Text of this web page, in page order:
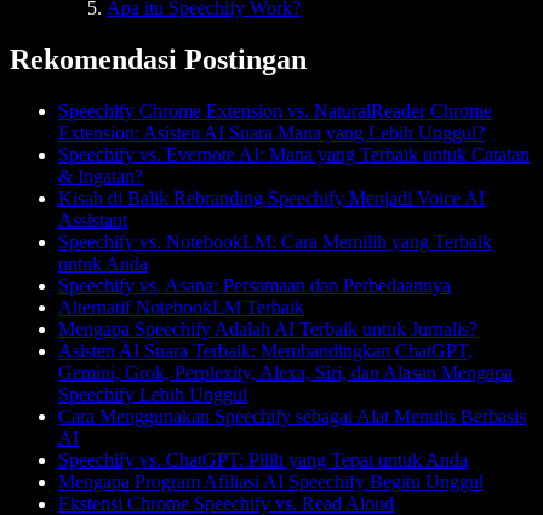
Apa itu Speechify Work?
Rekomendasi Postingan
Speechify Chrome Extension vs. NaturalReader Chrome
Extension: Asisten AI Suara Mana yang Lebih Unggul?
Speechify vs. Evernote AI: Mana yang Terbaik untuk Catatan
& Ingatan?
Kisah di Balik Rebranding Speechify Menjadi Voice AI
Assistant
Speechify vs. NotebookLM: Cara Memilih yang Terbaik
untuk Anda
Speechify vs. Asana: Persamaan dan Perbedaannya
Alternatif NotebookLM Terbaik
Mengapa Speechify Adalah AI Terbaik untuk Jurnalis?
Asisten AI Suara Terbaik: Membandingkan ChatGPT,
Gemini, Grok, Perplexity, Alexa, Siri, dan Alasan Mengapa
Speechify Lebih Unggul
Cara Menggunakan Speechify sebagai Alat Menulis Berbasis
AI
Speechify vs. ChatGPT: Pilih yang Tepat untuk Anda
Mengapa Program Afiliasi AI Speechify Begitu Unggul
Ekstensi Chrome Speechify vs. Read Aloud